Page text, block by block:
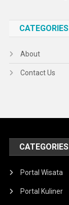
CATEGORIES
About
Contact Us
CATEGORIES
Portal Wisata
Portal Kuliner